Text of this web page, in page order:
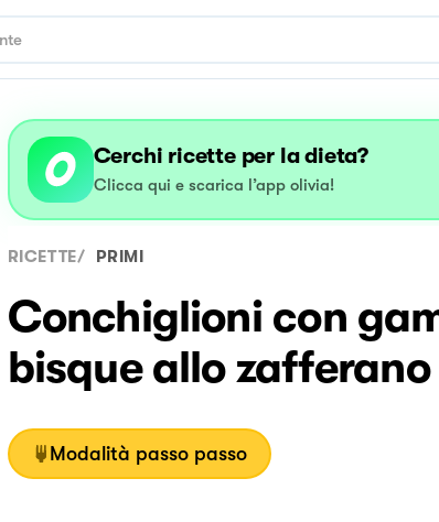
Cerchi ricette per la dieta?
Clicca qui e scarica l’app olivia!
RICETTE/ PRIMI
Conchiglioni con
bisque allo zafferano
Modalità passo passo